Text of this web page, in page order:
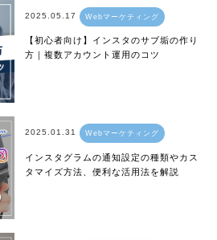
2025.05.17 Webマーケティング
【初心者向け】インスタのサブ垢の作り
方｜複数アカウント運用のコツ
2025.01.31 Webマーケティング
インスタグラムの通知設定の種類やカス
タマイズ方法、便利な活用法を解説